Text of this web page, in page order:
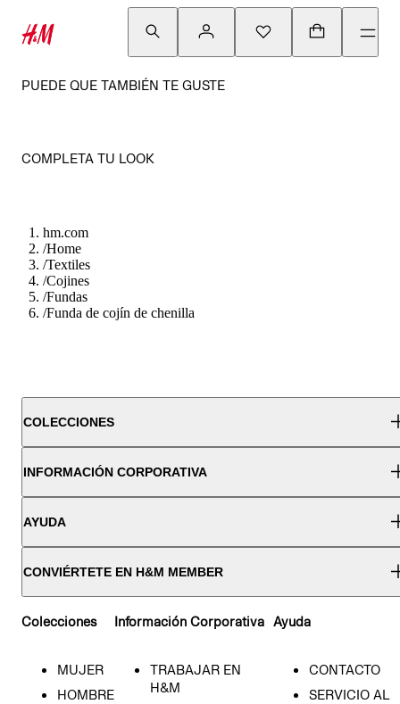
PUEDE QUE TAMBIÉN TE GUSTE
COMPLETA TU LOOK
hm.com
/Home
/Textiles
/Cojines
/Fundas
/Funda de cojín de chenilla
COLECCIONES
INFORMACIÓN CORPORATIVA
AYUDA
CONVIÉRTETE EN H&M MEMBER
Colecciones
MUJER
HOMBRE
Información Corporativa
TRABAJAR EN
H&M
Ayuda
CONTACTO
SERVICIO AL